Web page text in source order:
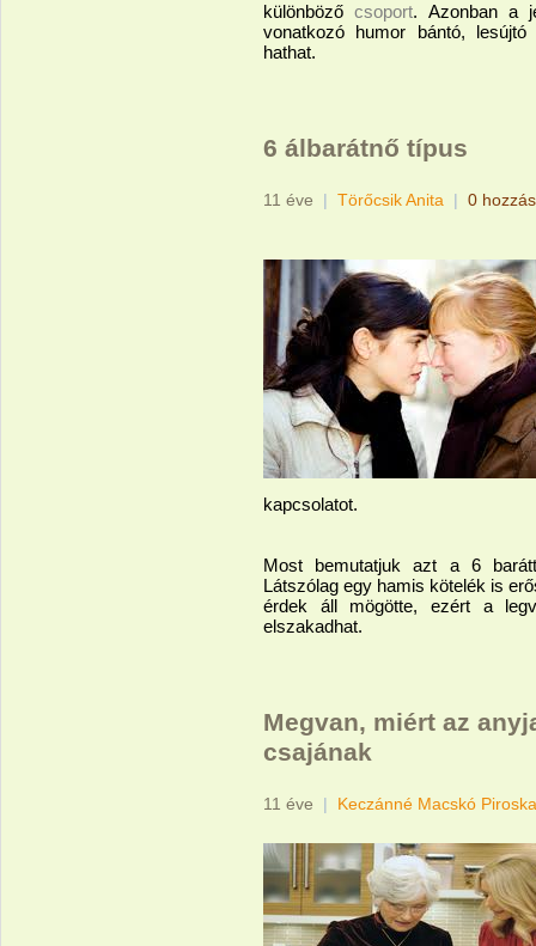
különbözőcsoport. Azonban a
vonatkozó humor bántó, lesújtó
hathat.
6 álbarátnő típus
11 éve | Törőcsik Anita | 0
kapcsolatot.
Most bemutatjuk azt a 6
Látszólag egy hamis kötelék is
érdek áll mögötte, ezért a
elszakadhat.
Megvan, miért az
csajának
11 éve | Keczánné Macskó Piroska